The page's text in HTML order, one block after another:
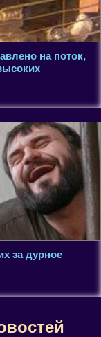
на поток,
за дурное